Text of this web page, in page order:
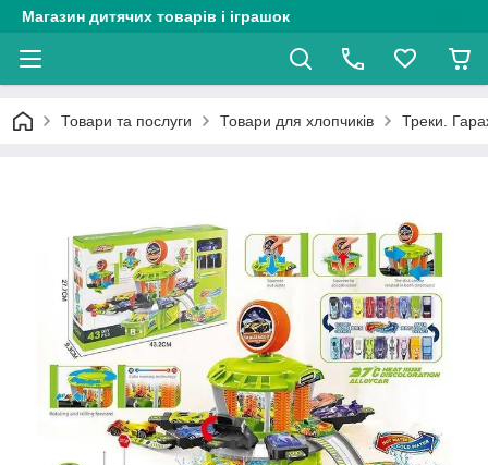
Магазин дитячих товарів і іграшок
Товари та послуги Товари для хлопчиків Треки.